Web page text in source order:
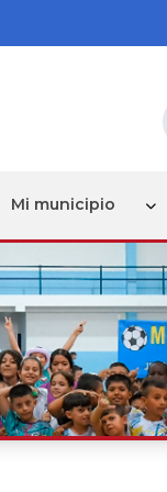
Mi municipio